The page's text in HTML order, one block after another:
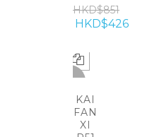
HKD$851
HKD$426
-50%
KAI
FAN
XI